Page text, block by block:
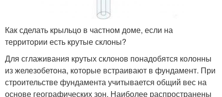
Как сделать крыльцо в частном доме, если на
территории есть крутые склоны?
Для сглаживания крутых склонов понадобятся колонны
из железобетона, которые встраивают в фундамент. При
строительстве фундамента учитывается общий вес на
основе географических зон. Наиболее распространены